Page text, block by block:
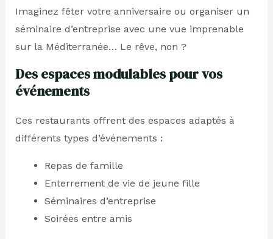
Imaginez fêter votre anniversaire ou organiser un
séminaire d’entreprise avec une vue imprenable
sur la Méditerranée… Le rêve, non ?
Des espaces modulables pour vos
événements
Ces restaurants offrent des espaces adaptés à
différents types d’événements :
Repas de famille
Enterrement de vie de jeune fille
Séminaires d’entreprise
Soirées entre amis